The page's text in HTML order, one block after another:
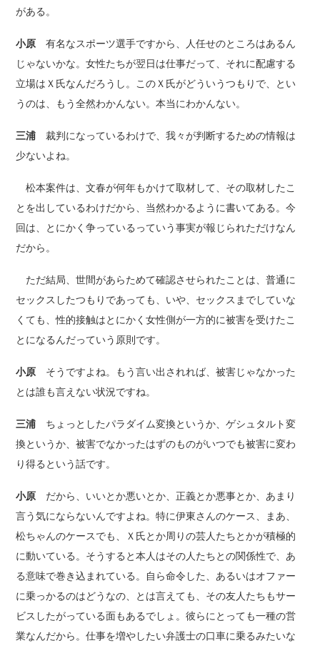
がある。
小原 有名なスポーツ選手ですから、人任せのところはあるん
じゃないかな。女性たちが翌日は仕事だって、それに配慮する
立場はＸ氏なんだろうし。このＸ氏がどういうつもりで、とい
うのは、もう全然わかんない。本当にわかんない。
三浦 裁判になっているわけで、我々が判断するための情報は
少ないよね。
松本案件は、文春が何年もかけて取材して、その取材したこ
とを出しているわけだから、当然わかるように書いてある。今
回は、とにかく争っているっていう事実が報じられただけなん
だから。
ただ結局、世間があらためて確認させられたことは、普通に
セックスしたつもりであっても、いや、セックスまでしていな
くても、性的接触はとにかく女性側が一方的に被害を受けたこ
とになるんだっていう原則です。
小原 そうですよね。もう言い出されれば、被害じゃなかった
とは誰も言えない状況ですね。
三浦 ちょっとしたパラダイム変換というか、ゲシュタルト変
換というか、被害でなかったはずのものがいつでも被害に変わ
り得るという話です。
小原 だから、いいとか悪いとか、正義とか悪事とか、あまり
言う気にならないんですよね。特に伊東さんのケース、まあ、
松ちゃんのケースでも、Ｘ氏とか周りの芸人たちとかが積極的
に動いている。そうすると本人はその人たちとの関係性で、あ
る意味で巻き込まれている。自ら命令した、あるいはオファー
に乗っかるのはどうなの、とは言えても、その友人たちもサー
ビスしたがっている面もあるでしょ。彼らにとっても一種の営
業なんだから。仕事を増やしたい弁護士の口車に乗るみたいな